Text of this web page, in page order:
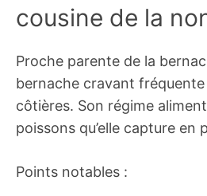
cousine de la
Proche parente de la
bernache cravant fréquente
côtières. Son régime
poissons qu’elle capture en
Points notables :